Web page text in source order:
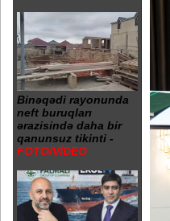
Binəqədi rayonunda
neft buruqları
ərazisində daha bir
qanunsuz tikinti -
FOTO/VİDEO